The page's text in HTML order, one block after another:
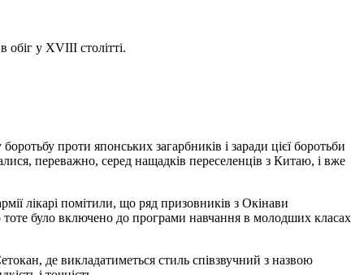
у XVIII столітті.
проти японських загарбників і заради цієї боротьби
переважно, серед нащадків переселенців з Китаю, і вже
лікарі помітили, що ряд призовників з Окінави
було включено до програми навчання в молодших класах
де викладатиметься стиль співзвучний з назвою